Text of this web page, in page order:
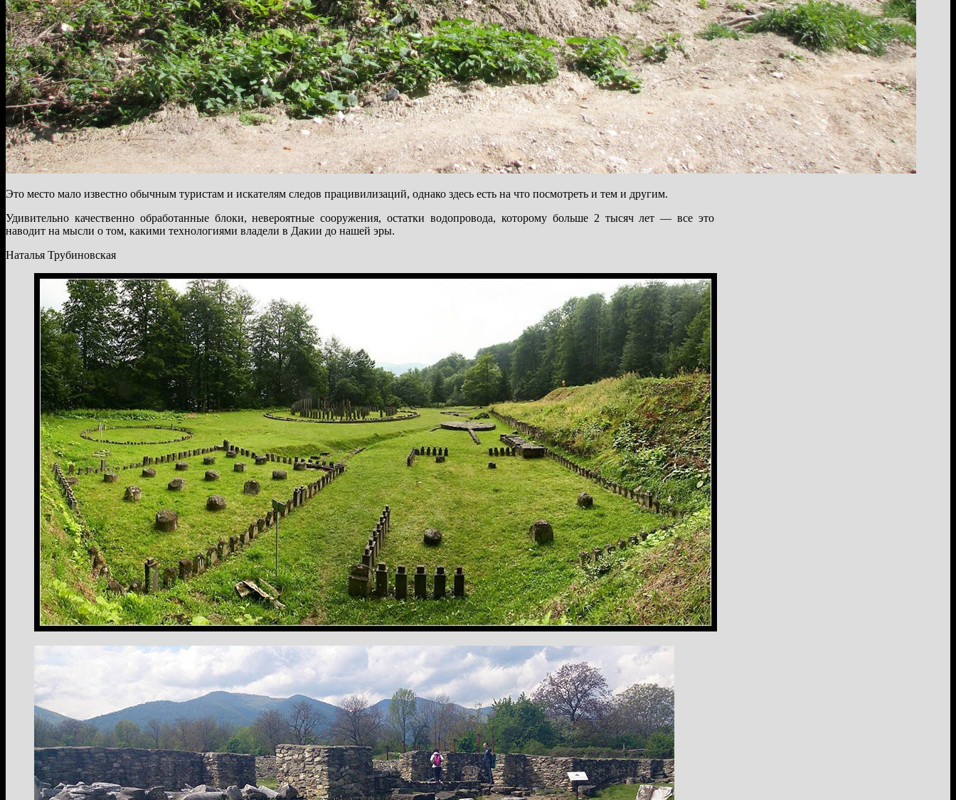
Это место мало известно обычным туристам и искателям следов працивилизаций, однако здесь есть на что посмотреть и тем и другим.
Удивительно качественно обработанные блоки, невероятные сооружения, остатки водопровода, которому больше 2 тысяч лет — все это
наводит на мысли о том, какими технологиями владели в Дакии до нашей эры.
Наталья Трубиновская